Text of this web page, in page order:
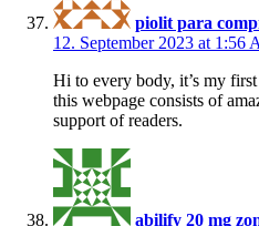
piolit para
12. September 2023 at 1:56
Hi to every body, it’s my
this webpage consists of
support of readers.
abilify 20 mg